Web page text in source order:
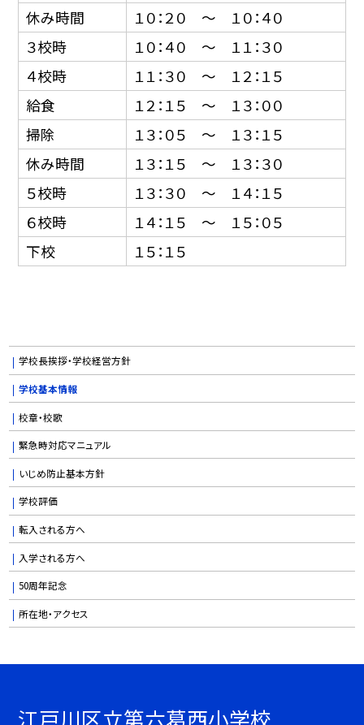
休み時間
１０：２０ 〜 １０：４０
３校時
１０：４０ 〜 １１：３０
４校時
１１：３０ 〜 １２：１５
給食
１２：１５ 〜 １３：００
掃除
１３：０５ 〜 １３：１５
休み時間
１３：１５ 〜 １３：３０
５校時
１３：３０ 〜 １４：１５
６校時
１４：１５ 〜 １５：０５
下校
１５：１５
学校長挨拶・学校経営方針
学校基本情報
校章・校歌
緊急時対応マニュアル
いじめ防止基本方針
学校評価
転入される方へ
入学される方へ
50周年記念
所在地・アクセス
江戸川区立第六葛西小学校